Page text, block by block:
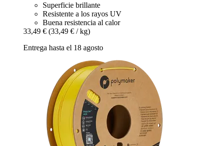
Superficie brillante
Resistente a los rayos UV
Buena resistencia al calor
33,49 € (33,49 € / kg)
Entrega hasta el 18 agosto